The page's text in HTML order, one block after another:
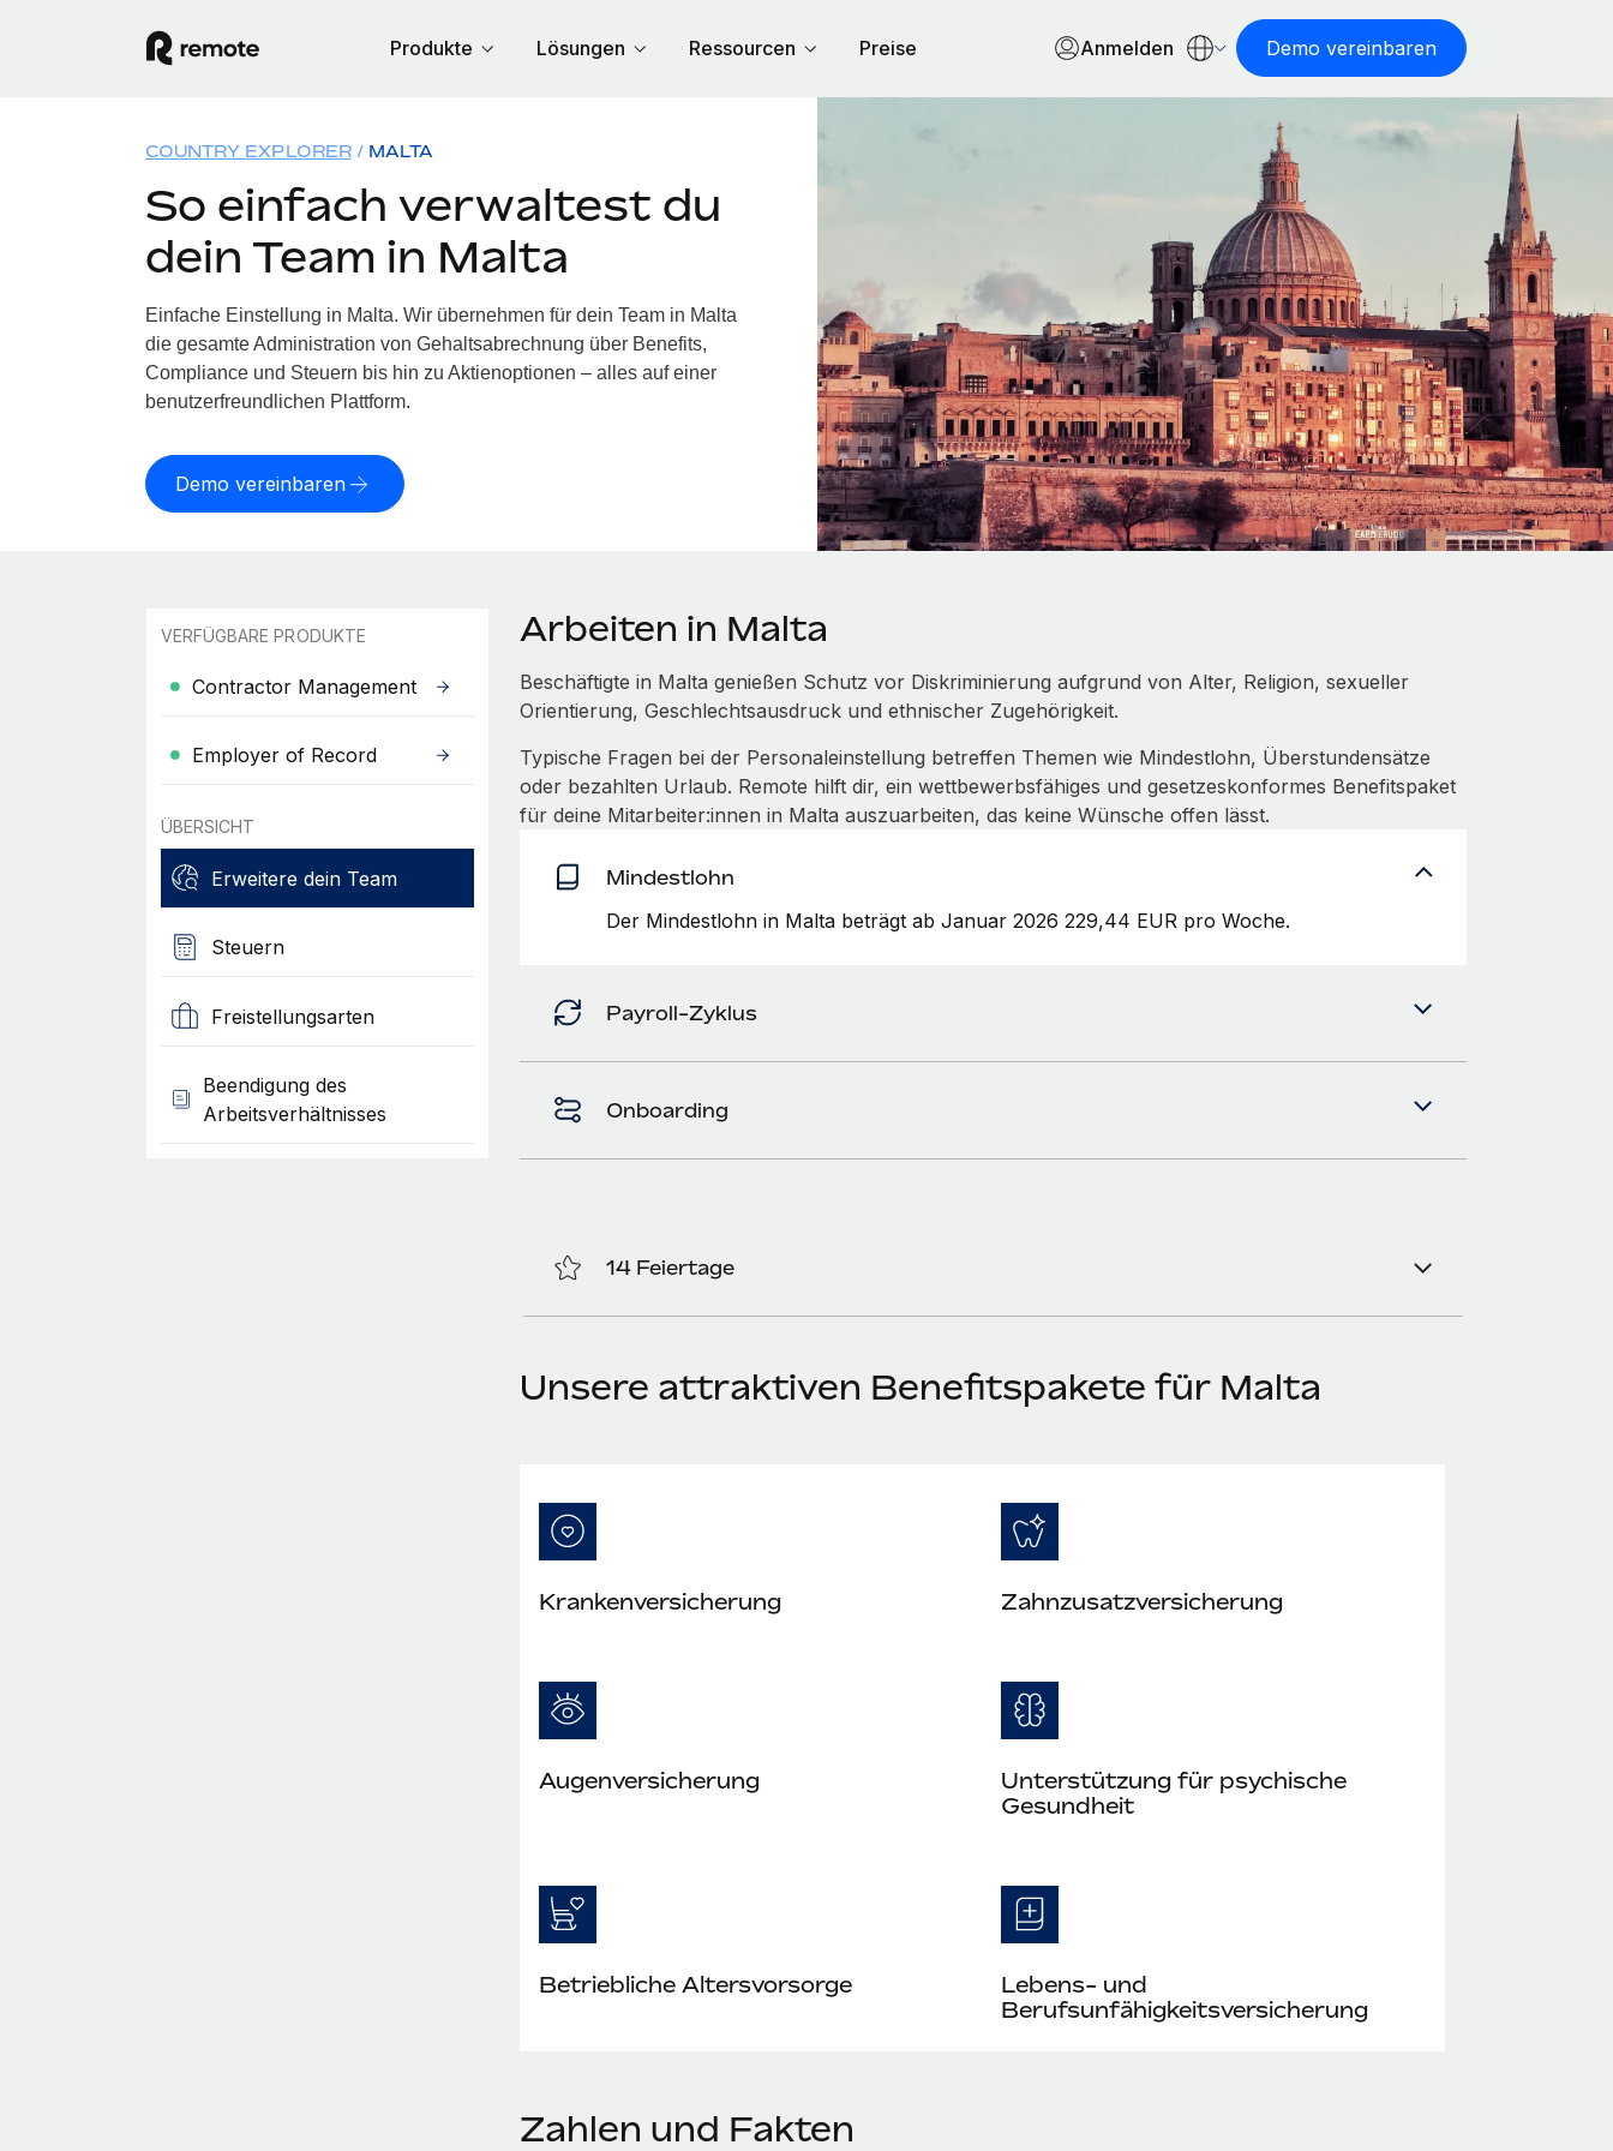
Produkte Lösungen Ressourcen Preise Anmelden Demo vereinbaren
COUNTRY EXPLORER MALTA
So einfach verwaltest du
dein Team in Malta
Einfache Einstellung in Malta. Wir übernehmen für dein Team in Malta
die gesamte Administration von Gehaltsabrechnung über Benefits,
Compliance und Steuern bis hin zu Aktienoptionen – alles auf einer
benutzerfreundlichen Plattform.
Demo vereinbaren
VERFÜGBARE PRODUKTE
Contractor Management
Employer of Record
ÜBERSICHT
Erweitere dein Team
Steuern
Freistellungsarten
Beendigung des
Arbeitsverhältnisses
Arbeiten in Malta
Beschäftigte in Malta genießen Schutz vor Diskriminierung aufgrund von Alter, Religion, sexueller
Orientierung, Geschlechtsausdruck und ethnischer Zugehörigkeit.
Typische Fragen bei der Personaleinstellung betreffen Themen wie Mindestlohn, Überstundensätze
oder bezahlten Urlaub. Remote hilft dir, ein wettbewerbsfähiges und gesetzeskonformes Benefitspaket
für deine Mitarbeiter:innen in Malta auszuarbeiten, das keine Wünsche offen lässt.
Mindestlohn
Der Mindestlohn in Malta beträgt ab Januar 2026 229,44 EUR pro Woche.
Payroll-Zyklus
Onboarding
14 Feiertage
Unsere attraktiven Benefitspakete für Malta
Krankenversicherung Zahnzusatzversicherung
Augenversicherung
Unterstützung für psychische
Gesundheit
Betriebliche Altersvorsorge
Lebens- und
Berufsunfähigkeitsversicherung
Zahlen und Fakten